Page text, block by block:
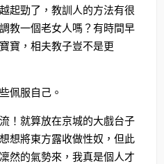
起勁了，教訓人的方法有很
教一個老女人嗎？有時間早
寶，相夫教子豈不是更
佩服自己。
！就算放在京城的大戲台子
想將東方露收做性奴，但此
然的氣勢來，我真是個人才